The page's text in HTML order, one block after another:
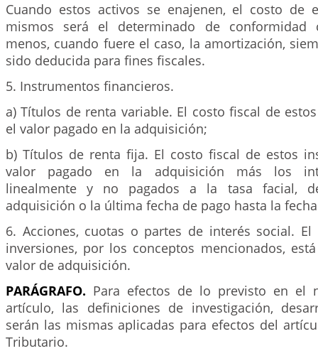
Cuando estos activos se enajenen, el costo de
mismos será el determinado de conformidad
menos, cuando fuere el caso, la amortización,
sido deducida para fines fiscales.
5. Instrumentos financieros.
a) Títulos de renta variable. El costo fiscal de
el valor pagado en la adquisición;
b) Títulos de renta fija. El costo fiscal de estos
valor pagado en la adquisición más los
linealmente y no pagados a la tasa facial,
adquisición o la última fecha de pago hasta la
6. Acciones, cuotas o partes de interés social.
inversiones, por los conceptos mencionados,
valor de adquisición.
PARÁGRAFO. Para efectos de lo previsto en el
artículo, las definiciones de investigación,
serán las mismas aplicadas para efectos del
Tributario.